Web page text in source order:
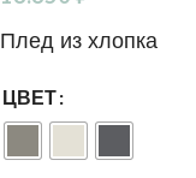
Плед из хлопка
ЦВЕТ